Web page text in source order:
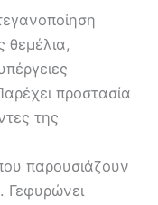
θεμέλια,
προστασία
της
παρουσιάζουν
Γεφυρώνει